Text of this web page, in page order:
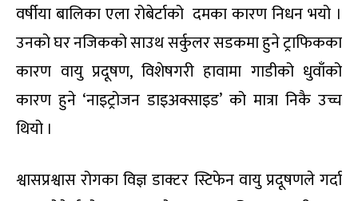
वर्षीया बालिका एला रोबेर्टाको दमका कारण निधन भयो ।
उनको घर नजिकको साउथ सर्कुलर सडकमा हुने ट्राफिकका
कारण वायु प्रदूषण, विशेषगरी हावामा गाडीको धुवाँको
कारण हुने ‘नाइट्रोजन डाइअक्साइड’ को मात्रा निकै उच्च
थियो ।
श्वासप्रश्वास रोगका विज्ञ डाक्टर स्टिफेन वायु प्रदूषणले गर्दा